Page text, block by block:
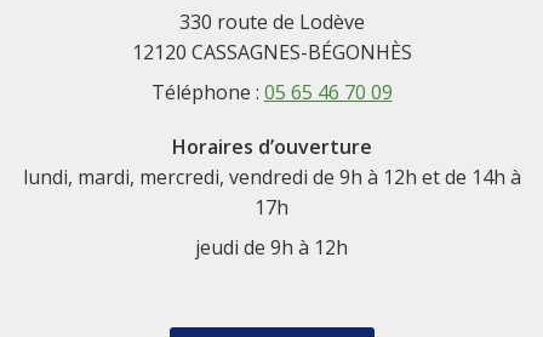
330 route de Lodève
12120 CASSAGNES-BÉGONHÈS
Téléphone : 05 65 46 70 09
Horaires d’ouverture
lundi, mardi, mercredi, vendredi de 9h à 12h et de 14h à
17h
jeudi de 9h à 12h